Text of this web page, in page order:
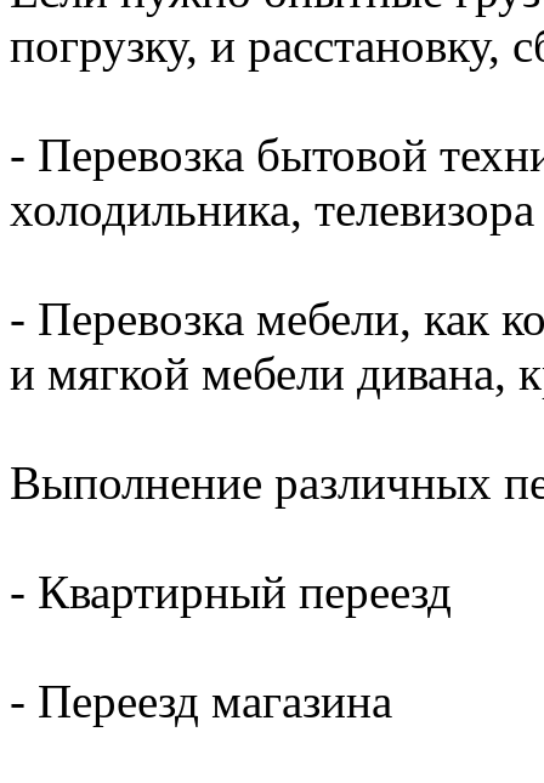
погрузку, и расстановку,
- Перевозка бытовой
холодильника,
- Перевозка мебели, как
и мягкой мебели дивана,
Выполнение различных
- Квартирный переезд
- Переезд магазина